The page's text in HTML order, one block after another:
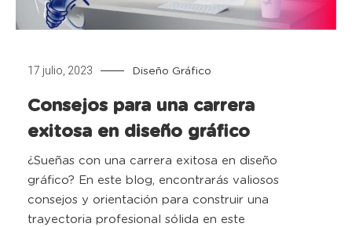
17 julio, 2023 Diseño Gráfico
Consejos para una carrera
exitosa en diseño gráfico
¿Sueñas con una carrera exitosa en diseño
gráfico? En este blog, encontrarás valiosos
consejos y orientación para construir una
trayectoria profesional sólida en este